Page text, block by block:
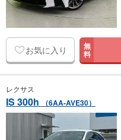
お気に入り 無
料
レクサス
IS 300h （6AA-AVE30）